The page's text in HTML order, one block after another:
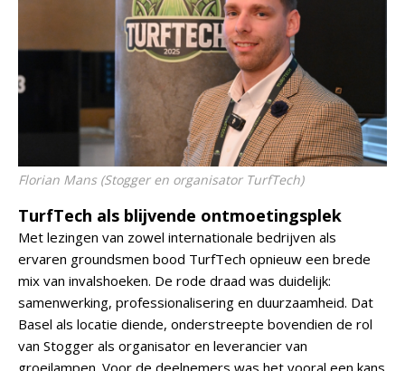
Florian Mans (Stogger en organisator TurfTech)
TurfTech als blijvende ontmoetingsplek
Met lezingen van zowel internationale bedrijven als
ervaren groundsmen bood TurfTech opnieuw een brede
mix van invalshoeken. De rode draad was duidelijk:
samenwerking, professionalisering en duurzaamheid. Dat
Basel als locatie diende, onderstreepte bovendien de rol
van Stogger als organisator en leverancier van
groeilampen. Voor de deelnemers was het vooral een kans